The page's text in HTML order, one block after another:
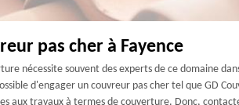
pas cher à Fayence
nécessite souvent des experts de ce domaine
d'engager un couvreur pas cher tel que GD
aux travaux à termes de couverture. Donc,